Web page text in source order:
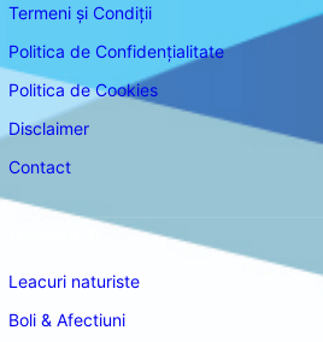
Termeni și Condiții
Politica de Confidențialitate
Politica de Cookies
Disclaimer
Contact
Leacuri naturiste
Boli & Afectiuni